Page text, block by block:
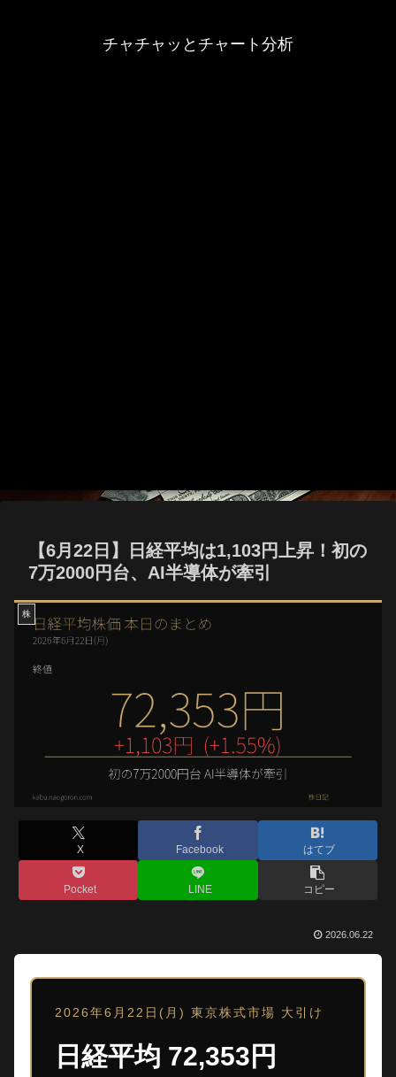
チャチャッとチャート分析
【6月22日】日経平均は1,103円上昇！初の
7万2000円台、AI半導体が牽引
株
X Facebook はてブ
Pocket LINE コピー
2026.06.22
2026年6月22日(月) 東京株式市場 大引け
日経平均 72,353円